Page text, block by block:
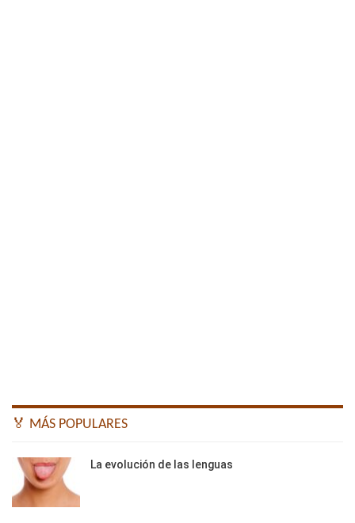
🏅 MÁS POPULARES
La evolución de las lenguas